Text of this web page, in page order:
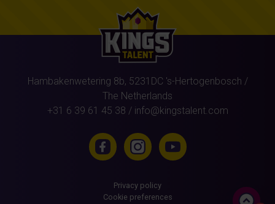
Hambakenwetering 8b, 5231DC 's-Hertogenbosch /
The Netherlands
+31 6 39 61 45 38 / info@kingstalent.com
Privacy policy
Cookie preferences